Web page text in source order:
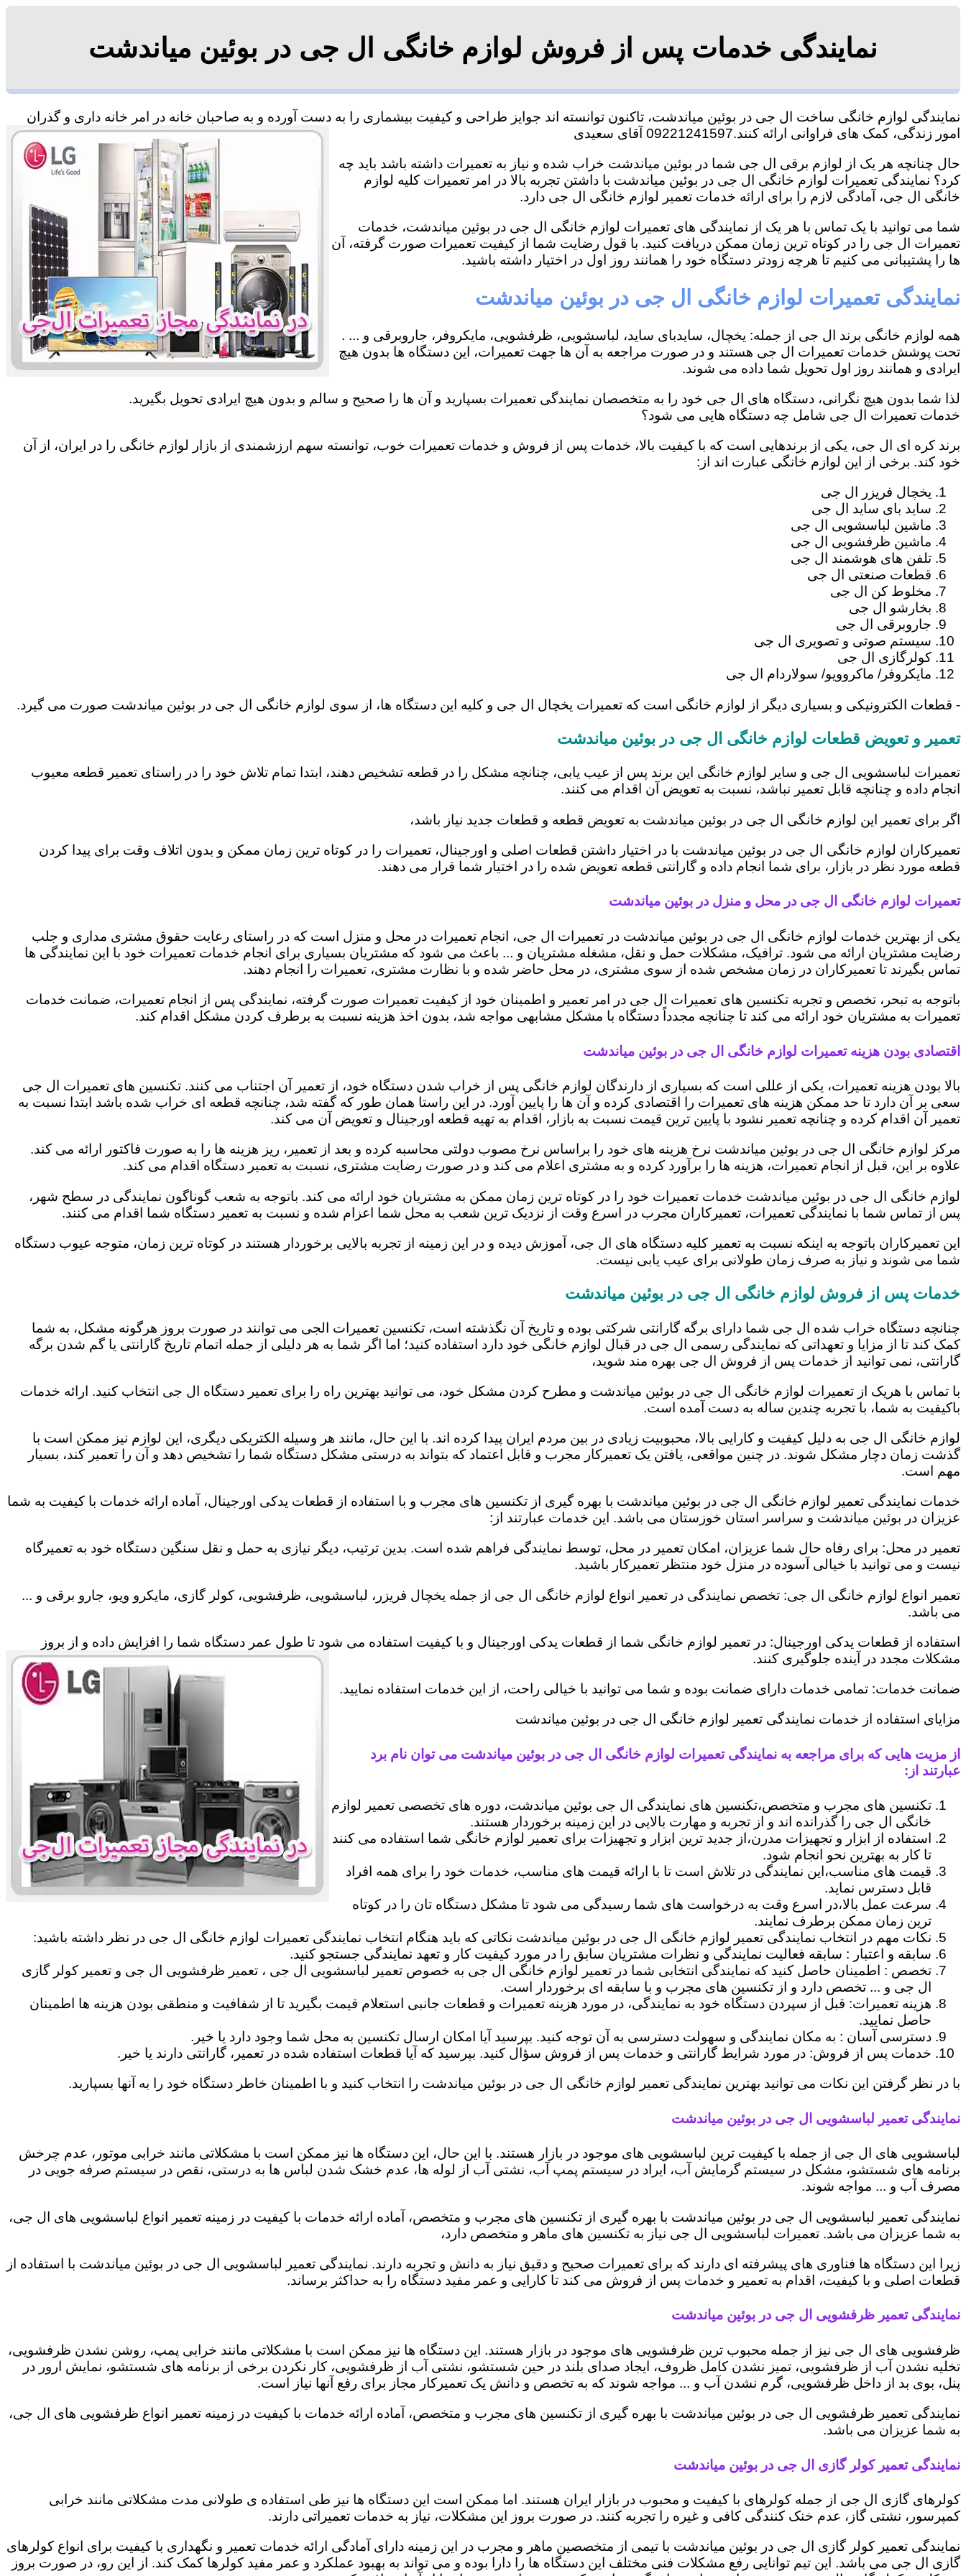
نمایندگی خدمات پس از فروش لوازم خانگی ال جی در بوئین میاندشت
نمایندگی لوازم خانگی ساخت ال جی در بوئین میاندشت، تاکنون توانسته اند جوایز طراحی و کیفیت بیشماری را به دست آورده و به صاحبان خانه در امر خانه داری و گذران
امور زندگی، کمک های فراوانی ارائه کنند.09221241597 آقای سعیدی
حال چنانچه هر یک از لوازم برقی ال جی شما در بوئین میاندشت خراب شده و نیاز به تعمیرات داشته باشد باید چه
کرد؟ نمایندگی تعمیرات لوازم خانگی ال جی در بوئین میاندشت با داشتن تجربه بالا در امر تعمیرات کلیه لوازم
خانگی ال جی، آمادگی لازم را برای ارائه خدمات تعمیر لوازم خانگی ال جی دارد.
شما می توانید با یک تماس با هر یک از نمایندگی های تعمیرات لوازم خانگی ال جی در بوئین میاندشت، خدمات
تعمیرات ال جی را در کوتاه ترین زمان ممکن دریافت کنید. با قول رضایت شما از کیفیت تعمیرات صورت گرفته، آن
ها را پشتیبانی می کنیم تا هرچه زودتر دستگاه خود را همانند روز اول در اختیار داشته باشید.
نمایندگی تعمیرات لوازم خانگی ال جی در بوئین میاندشت
همه لوازم خانگی برند ال جی از جمله: یخچال، سایدبای ساید، لباسشویی، ظرفشویی، مایکروفر، جاروبرقی و ... .
تحت پوشش خدمات تعمیرات ال جی هستند و در صورت مراجعه به آن ها جهت تعمیرات، این دستگاه ها بدون هیچ
ایرادی و همانند روز اول تحویل شما داده می شوند.
لذا شما بدون هیچ نگرانی، دستگاه های ال جی خود را به متخصصان نمایندگی تعمیرات بسپارید و آن ها را صحیح و سالم و بدون هیچ ایرادی تحویل بگیرید.
خدمات تعمیرات ال جی شامل چه دستگاه هایی می شود؟
برند کره ای ال جی، یکی از برندهایی است که با کیفیت بالا، خدمات پس از فروش و خدمات تعمیرات خوب، توانسته سهم ارزشمندی از بازار لوازم خانگی را در ایران، از آن
خود کند. برخی از این لوازم خانگی عبارت اند از:
یخچال فریزر ال جی
ساید بای ساید ال جی
ماشین لباسشویی ال جی
ماشین ظرفشویی ال جی
تلفن های هوشمند ال جی
قطعات صنعتی ال جی
مخلوط کن ال جی
بخارشو ال جی
جاروبرقی ال جی
سیستم صوتی و تصویری ال جی
کولرگازی ال جی
مایکروفر/ ماکروویو/ سولاردام ال جی
- قطعات الکترونیکی و بسیاری دیگر از لوازم خانگی است که تعمیرات یخچال ال جی و کلیه این دستگاه ها، از سوی لوازم خانگی ال جی در بوئین میاندشت صورت می گیرد.
تعمیر و تعویض قطعات لوازم خانگی ال جی در بوئین میاندشت
تعمیرات لباسشویی ال جی و سایر لوازم خانگی این برند پس از عیب یابی، چنانچه مشکل را در قطعه تشخیص دهند، ابتدا تمام تلاش خود را در راستای تعمیر قطعه معیوب
انجام داده و چنانچه قابل تعمیر نباشد، نسبت به تعویض آن اقدام می کنند.
اگر برای تعمیر این لوازم خانگی ال جی در بوئین میاندشت به تعویض قطعه و قطعات جدید نیاز باشد،
تعمیرکاران لوازم خانگی ال جی در بوئین میاندشت با در اختیار داشتن قطعات اصلی و اورجینال، تعمیرات را در کوتاه ترین زمان ممکن و بدون اتلاف وقت برای پیدا کردن
قطعه مورد نظر در بازار، برای شما انجام داده و گارانتی قطعه تعویض شده را در اختیار شما قرار می دهند.
تعمیرات لوازم خانگی ال جی در محل و منزل در بوئین میاندشت
یکی از بهترین خدمات لوازم خانگی ال جی در بوئین میاندشت در تعمیرات ال جی، انجام تعمیرات در محل و منزل است که در راستای رعایت حقوق مشتری مداری و جلب
رضایت مشتریان ارائه می شود. ترافیک، مشکلات حمل و نقل، مشغله مشتریان و ... باعث می شود که مشتریان بسیاری برای انجام خدمات تعمیرات خود با این نمایندگی ها
تماس بگیرند تا تعمیرکاران در زمان مشخص شده از سوی مشتری، در محل حاضر شده و با نظارت مشتری، تعمیرات را انجام دهند.
باتوجه به تبحر، تخصص و تجربه تکنسین های تعمیرات ال جی در امر تعمیر و اطمینان خود از کیفیت تعمیرات صورت گرفته، نمایندگی پس از انجام تعمیرات، ضمانت خدمات
تعمیرات به مشتریان خود ارائه می کند تا چنانچه مجدداً دستگاه با مشکل مشابهی مواجه شد، بدون اخذ هزینه نسبت به برطرف کردن مشکل اقدام کند.
اقتصادی بودن هزینه تعمیرات لوازم خانگی ال جی در بوئین میاندشت
بالا بودن هزینه تعمیرات، یکی از عللی است که بسیاری از دارندگان لوازم خانگی پس از خراب شدن دستگاه خود، از تعمیر آن اجتناب می کنند. تکنسین های تعمیرات ال جی
سعی بر آن دارد تا حد ممکن هزینه های تعمیرات را اقتصادی کرده و آن ها را پایین آورد. در این راستا همان طور که گفته شد، چنانچه قطعه ای خراب شده باشد ابتدا نسبت به
تعمیر آن اقدام کرده و چنانچه تعمیر نشود با پایین ترین قیمت نسبت به بازار، اقدام به تهیه قطعه اورجینال و تعویض آن می کند.
مرکز لوازم خانگی ال جی در بوئین میاندشت نرخ هزینه های خود را براساس نرخ مصوب دولتی محاسبه کرده و بعد از تعمیر، ریز هزینه ها را به صورت فاکتور ارائه می کند.
علاوه بر این، قبل از انجام تعمیرات، هزینه ها را برآورد کرده و به مشتری اعلام می کند و در صورت رضایت مشتری، نسبت به تعمیر دستگاه اقدام می کند.
لوازم خانگی ال جی در بوئین میاندشت خدمات تعمیرات خود را در کوتاه ترین زمان ممکن به مشتریان خود ارائه می کند. باتوجه به شعب گوناگون نمایندگی در سطح شهر،
پس از تماس شما با نمایندگی تعمیرات، تعمیرکاران مجرب در اسرع وقت از نزدیک ترین شعب به محل شما اعزام شده و نسبت به تعمیر دستگاه شما اقدام می کنند.
این تعمیرکاران باتوجه به اینکه نسبت به تعمیر کلیه دستگاه های ال جی، آموزش دیده و در این زمینه از تجربه بالایی برخوردار هستند در کوتاه ترین زمان، متوجه عیوب دستگاه
شما می شوند و نیاز به صرف زمان طولانی برای عیب یابی نیست.
خدمات پس از فروش لوازم خانگی ال جی در بوئین میاندشت
چنانچه دستگاه خراب شده ال جی شما دارای برگه گارانتی شرکتی بوده و تاریخ آن نگذشته است، تکنسین تعمیرات الجی می توانند در صورت بروز هرگونه مشکل، به شما
کمک کند تا از مزایا و تعهداتی که نمایندگی رسمی ال جی در قبال لوازم خانگی خود دارد استفاده کنید؛ اما اگر شما به هر دلیلی از جمله اتمام تاریخ گارانتی یا گم شدن برگه
گارانتی، نمی توانید از خدمات پس از فروش ال جی بهره مند شوید،
با تماس با هریک از تعمیرات لوازم خانگی ال جی در بوئین میاندشت و مطرح کردن مشکل خود، می توانید بهترین راه را برای تعمیر دستگاه ال جی انتخاب کنید. ارائه خدمات
باکیفیت به شما، با تجربه چندین ساله به دست آمده است.
لوازم خانگی ال جی به دلیل کیفیت و کارایی بالا، محبوبیت زیادی در بین مردم ایران پیدا کرده اند. با این حال، مانند هر وسیله الکتریکی دیگری، این لوازم نیز ممکن است با
گذشت زمان دچار مشکل شوند. در چنین مواقعی، یافتن یک تعمیرکار مجرب و قابل اعتماد که بتواند به درستی مشکل دستگاه شما را تشخیص دهد و آن را تعمیر کند، بسیار
مهم است.
خدمات نمایندگی تعمیر لوازم خانگی ال جی در بوئین میاندشت با بهره گیری از تکنسین های مجرب و با استفاده از قطعات یدکی اورجینال، آماده ارائه خدمات با کیفیت به شما
عزیزان در بوئین میاندشت و سراسر استان خوزستان می باشد. این خدمات عبارتند از:
تعمیر در محل: برای رفاه حال شما عزیزان، امکان تعمیر در محل، توسط نمایندگی فراهم شده است. بدین ترتیب، دیگر نیازی به حمل و نقل سنگین دستگاه خود به تعمیرگاه
نیست و می توانید با خیالی آسوده در منزل خود منتظر تعمیرکار باشید.
تعمیر انواع لوازم خانگی ال جی: تخصص نمایندگی در تعمیر انواع لوازم خانگی ال جی از جمله یخچال فریزر، لباسشویی، ظرفشویی، کولر گازی، مایکرو ویو، جارو برقی و ...
می باشد.
استفاده از قطعات یدکی اورجینال: در تعمیر لوازم خانگی شما از قطعات یدکی اورجینال و با کیفیت استفاده می شود تا طول عمر دستگاه شما را افزایش داده و از بروز
مشکلات مجدد در آینده جلوگیری کنند.
ضمانت خدمات: تمامی خدمات دارای ضمانت بوده و شما می توانید با خیالی راحت، از این خدمات استفاده نمایید.
مزایای استفاده از خدمات نمایندگی تعمیر لوازم خانگی ال جی در بوئین میاندشت
از مزیت هایی که برای مراجعه به نمایندگی تعمیرات لوازم خانگی ال جی در بوئین میاندشت می توان نام برد
عبارتند از:
تکنسین های مجرب و متخصص،تکنسین های نمایندگی ال جی بوئین میاندشت، دوره های تخصصی تعمیر لوازم
خانگی ال جی را گذرانده اند و از تجربه و مهارت بالایی در این زمینه برخوردار هستند.
استفاده از ابزار و تجهیزات مدرن،از جدید ترین ابزار و تجهیزات برای تعمیر لوازم خانگی شما استفاده می کنند
تا کار به بهترین نحو انجام شود.
قیمت های مناسب،این نمایندگی در تلاش است تا با ارائه قیمت های مناسب، خدمات خود را برای همه افراد
قابل دسترس نماید.
سرعت عمل بالا،در اسرع وقت به درخواست های شما رسیدگی می شود تا مشکل دستگاه تان را در کوتاه
ترین زمان ممکن برطرف نمایند.
نکات مهم در انتخاب نمایندگی تعمیر لوازم خانگی ال جی در بوئین میاندشت نکاتی که باید هنگام انتخاب نمایندگی تعمیرات لوازم خانگی ال جی در نظر داشته باشید:
سابقه و اعتبار : سابقه فعالیت نمایندگی و نظرات مشتریان سابق را در مورد کیفیت کار و تعهد نمایندگی جستجو کنید.
تخصص : اطمینان حاصل کنید که نمایندگی انتخابی شما در تعمیر لوازم خانگی ال جی به خصوص تعمیر لباسشویی ال جی ، تعمیر ظرفشویی ال جی و تعمیر کولر گازی
ال جی و ... تخصص دارد و از تکنسین های مجرب و با سابقه ای برخوردار است.
هزینه تعمیرات: قبل از سپردن دستگاه خود به نمایندگی، در مورد هزینه تعمیرات و قطعات جانبی استعلام قیمت بگیرید تا از شفافیت و منطقی بودن هزینه ها اطمینان
حاصل نمایید.
دسترسی آسان : به مکان نمایندگی و سهولت دسترسی به آن توجه کنید. بپرسید آیا امکان ارسال تکنسین به محل شما وجود دارد یا خیر.
خدمات پس از فروش: در مورد شرایط گارانتی و خدمات پس از فروش سؤال کنید. بپرسید که آیا قطعات استفاده شده در تعمیر، گارانتی دارند یا خیر.
با در نظر گرفتن این نکات می توانید بهترین نمایندگی تعمیر لوازم خانگی ال جی در بوئین میاندشت را انتخاب کنید و با اطمینان خاطر دستگاه خود را به آنها بسپارید.
نمایندگی تعمیر لباسشویی ال جی در بوئین میاندشت
لباسشویی های ال جی از جمله با کیفیت ترین لباسشویی های موجود در بازار هستند. با این حال، این دستگاه ها نیز ممکن است با مشکلاتی مانند خرابی موتور، عدم چرخش
برنامه های شستشو، مشکل در سیستم گرمایش آب، ایراد در سیستم پمپ آب، نشتی آب از لوله ها، عدم خشک شدن لباس ها به درستی، نقص در سیستم صرفه جویی در
مصرف آب و ... مواجه شوند.
نمایندگی تعمیر لباسشویی ال جی در بوئین میاندشت با بهره گیری از تکنسین های مجرب و متخصص، آماده ارائه خدمات با کیفیت در زمینه تعمیر انواع لباسشویی های ال جی،
به شما عزیزان می باشد. تعمیرات لباسشویی ال جی نیاز به تکنسین های ماهر و متخصص دارد،
زیرا این دستگاه ها فناوری های پیشرفته ای دارند که برای تعمیرات صحیح و دقیق نیاز به دانش و تجربه دارند. نمایندگی تعمیر لباسشویی ال جی در بوئین میاندشت با استفاده از
قطعات اصلی و با کیفیت، اقدام به تعمیر و خدمات پس از فروش می کند تا کارایی و عمر مفید دستگاه را به حداکثر برساند.
نمایندگی تعمیر ظرفشویی ال جی در بوئین میاندشت
ظرفشویی های ال جی نیز از جمله محبوب ترین ظرفشویی های موجود در بازار هستند. این دستگاه ها نیز ممکن است با مشکلاتی مانند خرابی پمپ، روشن نشدن ظرفشویی،
تخلیه نشدن آب از ظرفشویی، تمیز نشدن کامل ظروف، ایجاد صدای بلند در حین شستشو، نشتی آب از ظرفشویی، کار نکردن برخی از برنامه های شستشو، نمایش ارور در
پنل، بوی بد از داخل ظرفشویی، گرم نشدن آب و ... مواجه شوند که به تخصص و دانش یک تعمیرکار مجاز برای رفع آنها نیاز است.
نمایندگی تعمیر ظرفشویی ال جی در بوئین میاندشت با بهره گیری از تکنسین های مجرب و متخصص، آماده ارائه خدمات با کیفیت در زمینه تعمیر انواع ظرفشویی های ال جی،
به شما عزیزان می باشد.
نمایندگی تعمیر کولر گازی ال جی در بوئین میاندشت
کولرهای گازی ال جی از جمله کولرهای با کیفیت و محبوب در بازار ایران هستند. اما ممکن است این دستگاه ها نیز طی استفاده ی طولانی مدت مشکلاتی مانند خرابی
کمپرسور، نشتی گاز، عدم خنک کنندگی کافی و غیره را تجربه کنند. در صورت بروز این مشکلات، نیاز به خدمات تعمیراتی دارند.
نمایندگی تعمیر کولر گازی ال جی در بوئین میاندشت با تیمی از متخصصین ماهر و مجرب در این زمینه دارای آمادگی ارائه خدمات تعمیر و نگهداری با کیفیت برای انواع کولرهای
گازی ال جی می باشد. این تیم توانایی رفع مشکلات فنی مختلف این دستگاه ها را دارا بوده و می تواند به بهبود عملکرد و عمر مفید کولرها کمک کند. از این رو، در صورت بروز